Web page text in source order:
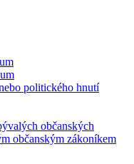
politického hnutí
občanských
občanským zákoníkem